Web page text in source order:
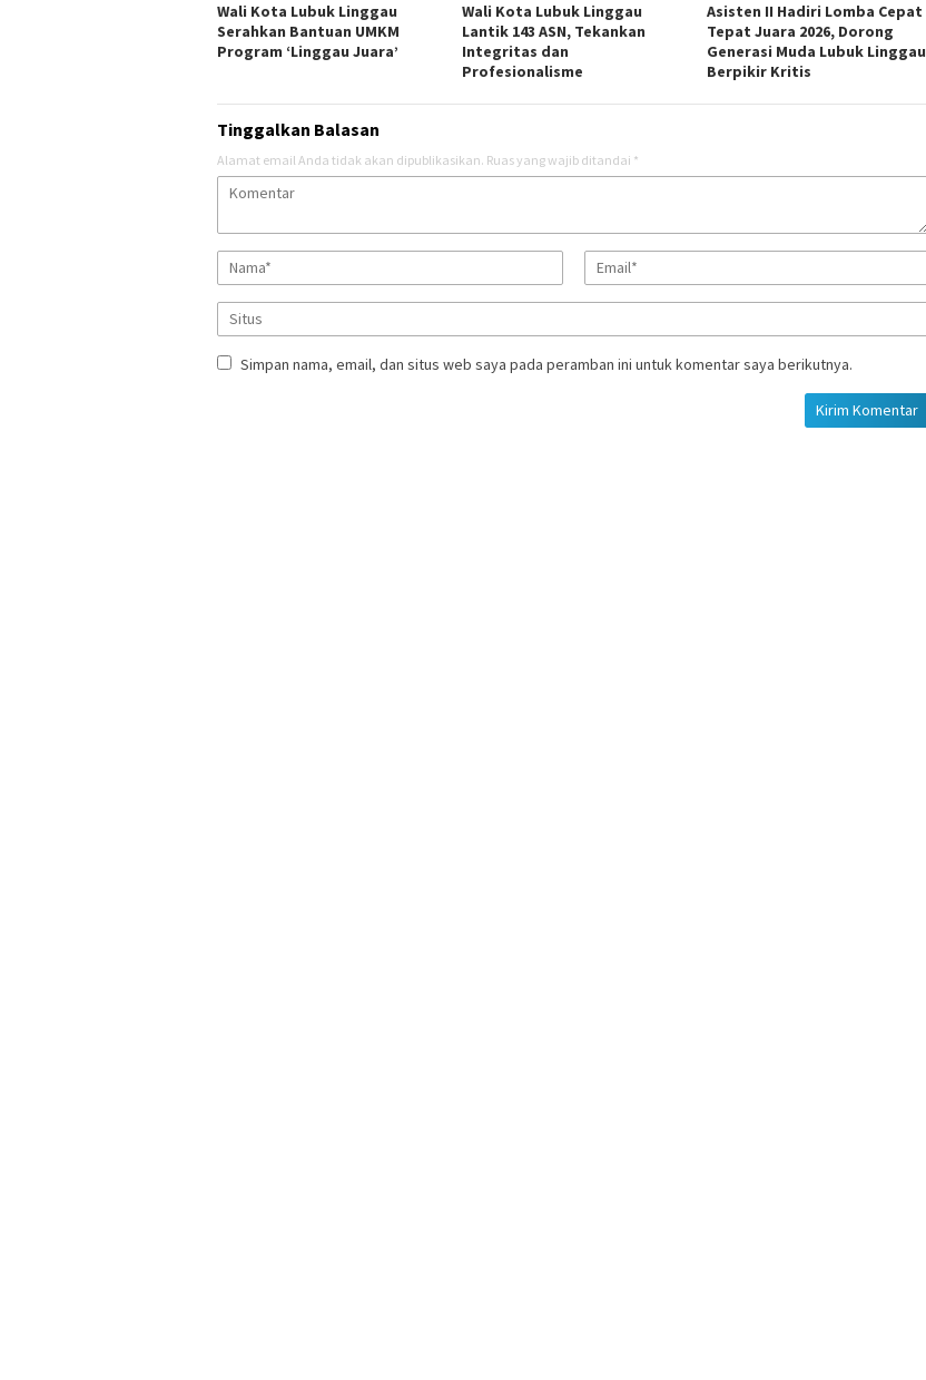
Wali Kota Lubuk Linggau
Serahkan Bantuan UMKM
Program ‘Linggau Juara’
Wali Kota Lubuk Linggau
Lantik 143 ASN, Tekankan
Integritas dan
Profesionalisme
Asisten II Hadiri Lomba Cepat
Tepat Juara 2026, Dorong
Generasi Muda Lubuk Linggau
Berpikir Kritis
Tinggalkan Balasan
Alamat email Anda tidak akan dipublikasikan. Ruas yang wajib ditandai *
Simpan nama, email, dan situs web saya pada peramban ini untuk komentar saya berikutnya.